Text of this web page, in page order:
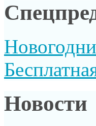
Новости